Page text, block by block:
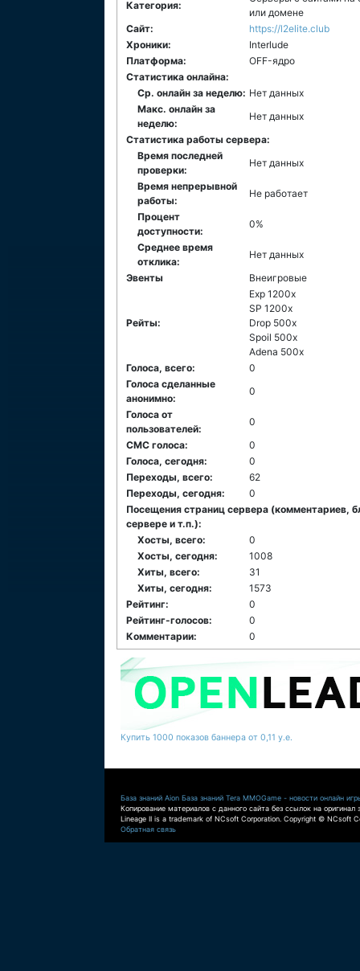
Категория:
или домене
Сайт:
https://l2elite.club
Хроники:
Interlude
Платформа:
ОFF-ядро
Статистика онлайна:
Ср. онлайн за неделю: Нет данных
Макс. онлайн за
неделю:
Нет данных
Статистика работы сервера:
Время последней
проверки:
Нет данных
Время непрерывной
работы:
Не работает
Процент
доступности:
0%
Среднее время
отклика:
Нет данных
Эвенты
Внеигровые
Рейты:
Exp 1200x
SP 1200x
Drop 500x
Spoil 500x
Adena 500x
Голоса, всего:
0
Голоса сделанные
анонимно:
0
Голоса от
пользователей:
0
СМС голоса:
0
Голоса, сегодня:
0
Переходы, всего:
62
Переходы, сегодня:
0
Посещения страниц сервера (комментариев,
сервере и т.п.):
Хосты, всего:
0
Хосты, сегодня:
1008
Хиты, всего:
31
Хиты, сегодня:
1573
Рейтинг:
0
Рейтинг-голосов:
0
Комментарии:
0
Купить 1000 показов баннера от 0,11 у.е.
База знаний Aion База знаний Tera MMOGame - новости онлайн
Копирование материалов с данного сайта без ссылок на оригинал
Lineage II is a trademark of NCsoft Corporation. Copyright © NCsoft
Обратная связь